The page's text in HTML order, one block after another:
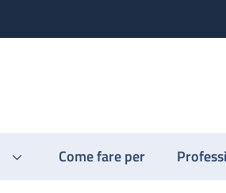
Come fare per